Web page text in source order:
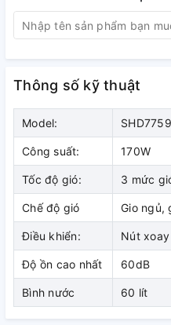
quat-dieu-hoa-
ava
Thông số kỹ
Thông số kỹ thuật
Model: SHD7759
Công suất: 170W
Tốc độ gió: 3 mức
Chế độ gió Gio ngủ,
Điều khiển: Nút xoay
Độ ồn cao nhất 60dB
Bình nước 60 lít